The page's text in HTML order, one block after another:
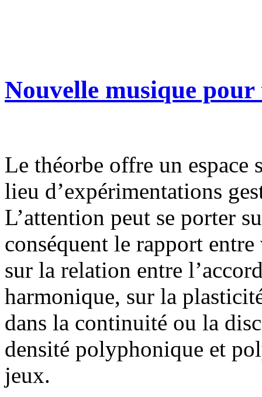
Nouvelle musique pour
Le théorbe offre un
lieu d’expérimentations
L’attention peut se porter
conséquent le rapport
sur la relation entre
harmonique, sur la
dans la continuité ou la
densité polyphonique et
jeux.